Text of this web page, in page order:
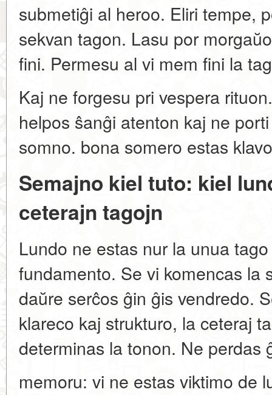
submetiĝi al heroo. Eliri tempe,
sekvan tagon. Lasu por
fini. Permesu al vi mem fini la
Kaj ne forgesu pri vespera
helpos ŝanĝi atenton kaj ne
somno. bona somero estas
Semajno kiel tuto: kiel
ceterajn tagojn
Lundo ne estas nur la unua
fundamento. Se vi komencas la
daŭre serĉos ĝin ĝis vendredo.
klareco kaj strukturo, la ceteraj
determinas la tonon. Ne perdas
memoru: vi ne estas viktimo de